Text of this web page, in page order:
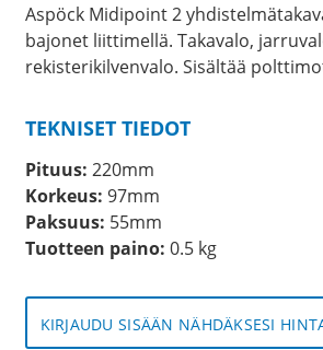
Aspöck Midipoint 2
bajonet liittimellä. Takavalo,
rekisterikilvenvalo. Sisältää
TEKNISET TIEDOT
Pituus: 220mm
Korkeus: 97mm
Paksuus: 55mm
Tuotteen paino: 0.5 kg
KIRJAUDU SISÄÄN NÄHDÄKSESI